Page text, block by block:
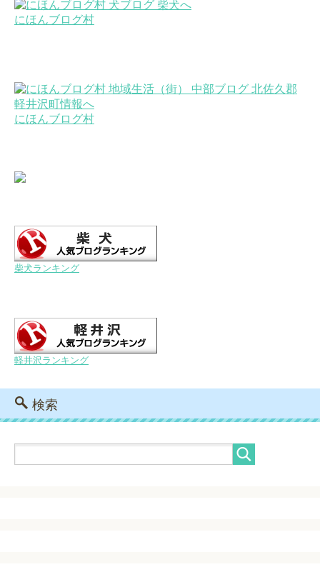
にほんブログ村
にほんブログ村
柴犬ランキング
軽井沢ランキング
検索